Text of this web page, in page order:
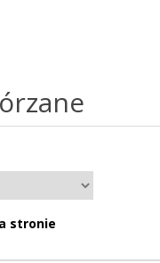
stronie